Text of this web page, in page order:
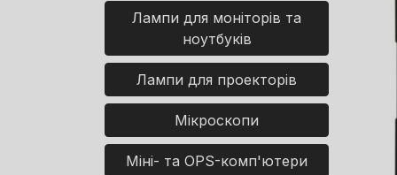
Лампи для моніторів та
ноутбуків
Лампи для проекторів
Мікроскопи
Міні- та OPS-комп'ютери